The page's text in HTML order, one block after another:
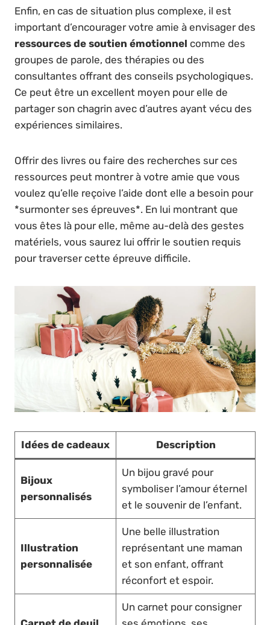
Enfin, en cas de situation plus complexe, il est
important d’encourager votre amie à envisager des
ressources de soutien émotionnel comme des
groupes de parole, des thérapies ou des
consultantes offrant des conseils psychologiques.
Ce peut être un excellent moyen pour elle de
partager son chagrin avec d’autres ayant vécu des
expériences similaires.
Offrir des livres ou faire des recherches sur ces
ressources peut montrer à votre amie que vous
voulez qu’elle reçoive l’aide dont elle a besoin pour
*surmonter ses épreuves*. En lui montrant que
vous êtes là pour elle, même au-delà des gestes
matériels, vous saurez lui offrir le soutien requis
pour traverser cette épreuve difficile.
Idées de cadeaux Description
Bijoux
personnalisés
Un bijou gravé pour
symboliser l’amour éternel
et le souvenir de l’enfant.
Illustration
personnalisée
Une belle illustration
représentant une maman
et son enfant, offrant
réconfort et espoir.
Un carnet pour consigner